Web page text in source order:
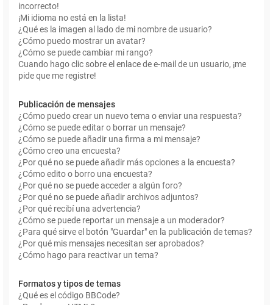
incorrecto!
¡Mi idioma no está en la lista!
¿Qué es la imagen al lado de mi nombre de usuario?
¿Cómo puedo mostrar un avatar?
¿Cómo se puede cambiar mi rango?
Cuando hago clic sobre el enlace de e-mail de un usuario, ¡me
pide que me registre!
Publicación de mensajes
¿Cómo puedo crear un nuevo tema o enviar una respuesta?
¿Cómo se puede editar o borrar un mensaje?
¿Cómo se puede añadir una firma a mi mensaje?
¿Cómo creo una encuesta?
¿Por qué no se puede añadir más opciones a la encuesta?
¿Cómo edito o borro una encuesta?
¿Por qué no se puede acceder a algún foro?
¿Por qué no se puede añadir archivos adjuntos?
¿Por qué recibí una advertencia?
¿Cómo se puede reportar un mensaje a un moderador?
¿Para qué sirve el botón "Guardar" en la publicación de temas?
¿Por qué mis mensajes necesitan ser aprobados?
¿Cómo hago para reactivar un tema?
Formatos y tipos de temas
¿Qué es el código BBCode?